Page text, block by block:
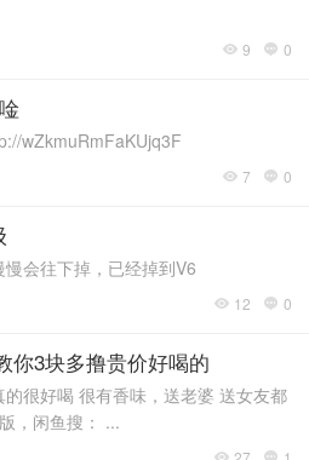
 9  0
wZkmuRmFaKUjq3F
 7  0
会往下掉，已经掉到V6
 12  0
你3块多撸贵价好喝的
很好喝 很有香味，送老婆 送女友都
，闲鱼搜： ...